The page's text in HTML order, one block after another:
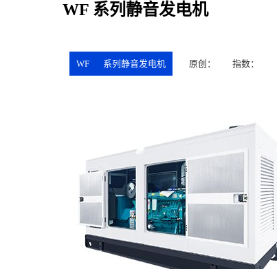
WF 系列静音发电机
WF 系列静音发电机 原创： 指数：